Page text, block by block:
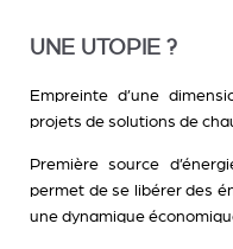
UNE UTOPIE ?
Empreinte d’une
projets de solutions de
Première source
permet de se libérer des
une dynamique